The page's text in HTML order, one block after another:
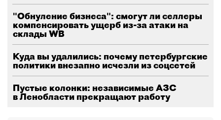
"Обнуление бизнеса": смогут ли селлеры
компенсировать ущерб из-за атаки на
склады WB
Куда вы удалились: почему петербургские
политики внезапно исчезли из соцсетей
Пустые колонки: независимые АЗС
в Ленобласти прекращают работу